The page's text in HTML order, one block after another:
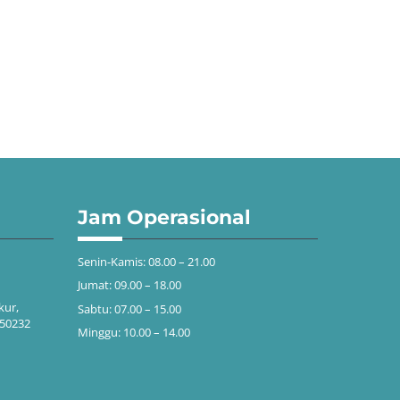
Jam Operasional
Senin-Kamis: 08.00 – 21.00
Jumat: 09.00 – 18.00
Sabtu: 07.00 – 15.00
Minggu: 10.00 – 14.00